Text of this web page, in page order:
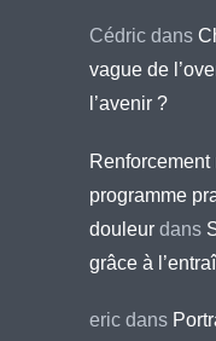
Cédric dans
vague de
l’avenir ?
programme
douleur dans
grâce à
eric dans